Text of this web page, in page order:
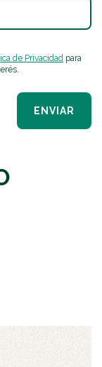
de Privacidad para
ENVIAR